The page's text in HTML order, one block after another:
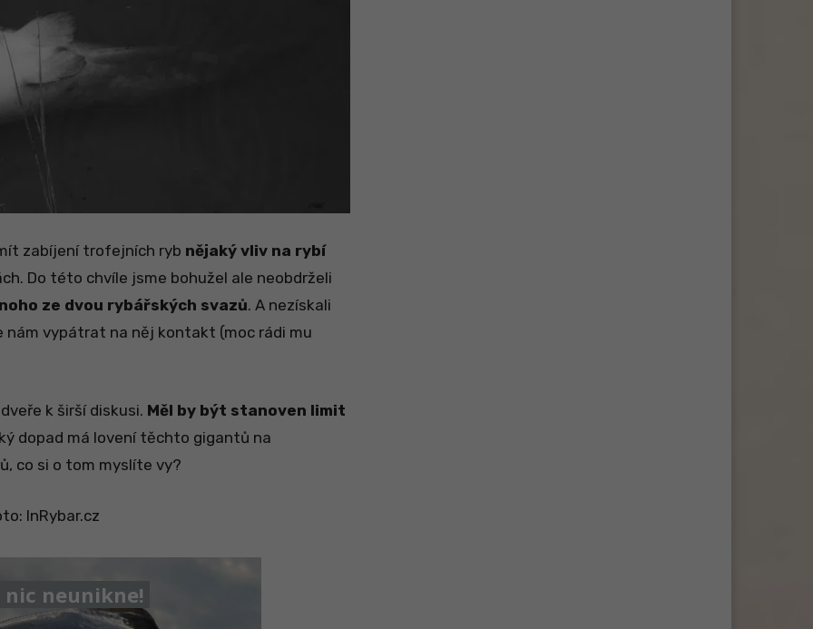
zabíjení trofejních ryb nějaký vliv na rybí
Do této chvíle jsme bohužel ale neobdrželi
ze dvou rybářských svazů. A nezískali
nám vypátrat na něj kontakt (moc rádi mu
k širší diskusi. Měl by být stanoven limit
dopad má lovení těchto gigantů na
co si o tom myslíte vy?
InRybar.cz
nic neunikne!